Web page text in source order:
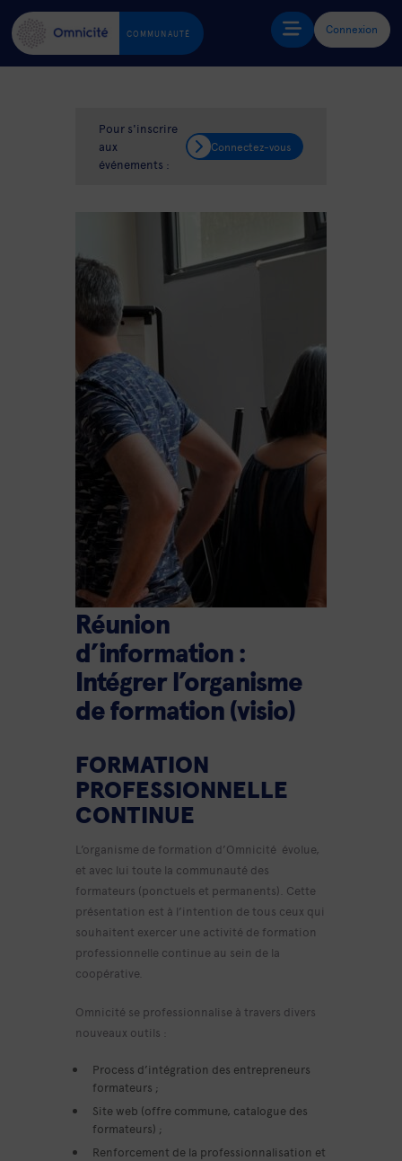
COMMUNAUTÉ Connexion
Pour s'inscrire
aux
événements :
Connectez-vous
Réunion
d’information :
Intégrer l’organisme
de formation (visio)
FORMATION
PROFESSIONNELLE
CONTINUE
L’organisme de formation d’Omnicité évolue,
et avec lui toute la communauté des
formateurs (ponctuels et permanents). Cette
présentation est à l’intention de tous ceux qui
souhaitent exercer une activité de formation
professionnelle continue au sein de la
coopérative.
Omnicité se professionnalise à travers divers
nouveaux outils :
Process d’intégration des entrepreneurs
formateurs ;
Site web (offre commune, catalogue des
formateurs) ;
Renforcement de la professionnalisation et